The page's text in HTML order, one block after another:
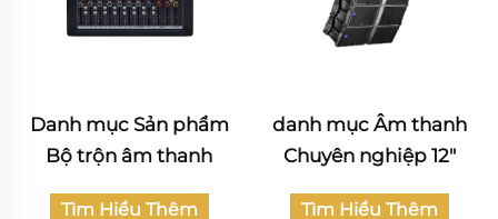
danh mục Âm thanh
Chuyên nghiệp 12"
Tìm Hiểu Thêm
Katalog sản phẩm Âm
thanh Dân dụng
Tìm Hiểu Thêm